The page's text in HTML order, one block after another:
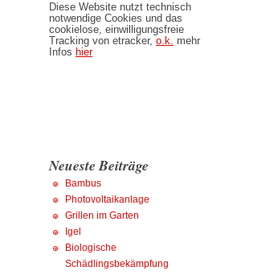
Diese Website nutzt technisch
notwendige Cookies und das
cookielose, einwilligungsfreie
Tracking von etracker, o.k.
mehr
Infos hier
Neueste Beiträge
Bambus
Photovoltaikanlage
Grillen im Garten
Igel
Biologische
Schädlingsbekämpfung